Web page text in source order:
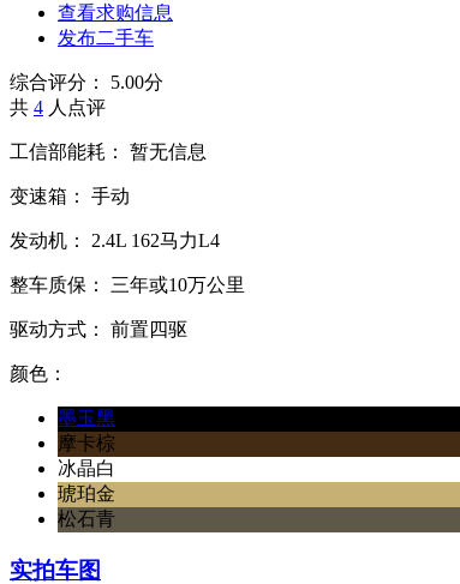
查看求购信息
发布二手车
综合评分：
5.00分
共 4 人点评
工信部能耗： 暂无信息
变速箱： 手动
发动机： 2.4L 162马力L4
整车质保： 三年或10万公里
驱动方式： 前置四驱
颜色：
墨玉黑
摩卡棕
冰晶白
琥珀金
松石青
实拍车图